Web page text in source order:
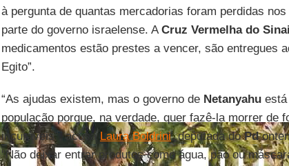
à pergunta de quantas mercadorias foram perdidas
parte do governo israelense. ACruz Vermelha do Sinai
medicamentos estão prestes a vencer, são entregues
Egito”.
“As ajudas existem, mas o governo de Netanyahuestá
população porque, na verdade, quer fazê-la morrer de
incuráveis”, acusa Laura Boldrini, deputada doPd
"Não deixar entrar produtos como água, pão ou